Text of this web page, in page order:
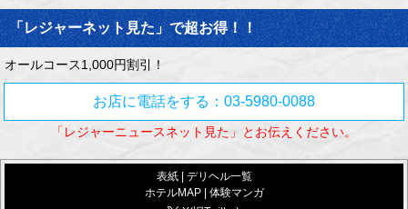
「レジャーネット見た」で超お得！！
オールコース1,000円割引！
お店に電話をする：03-5980-0088
「レジャーニュースネット見た」とお伝えください。
表紙| デリヘル一覧
ホテルMAP| 体験マンガ